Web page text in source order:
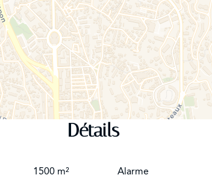
Détails
1500 m² Alarme